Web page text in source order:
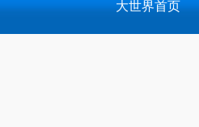
大世界首页